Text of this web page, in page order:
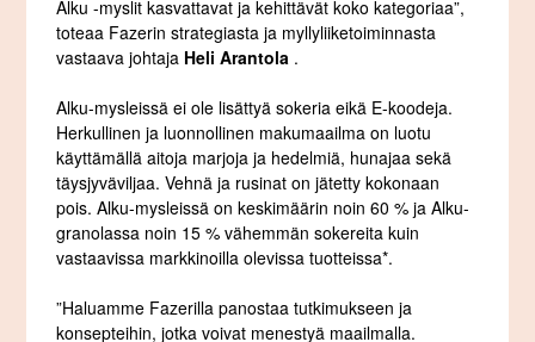
Alku -myslit kasvattavat ja kehittävät koko kategoriaa”,
toteaa Fazerin strategiasta ja myllyliiketoiminnasta
vastaava johtaja Heli Arantola .
Alku-mysleissä ei ole lisättyä sokeria eikä E-koodeja.
Herkullinen ja luonnollinen makumaailma on luotu
käyttämällä aitoja marjoja ja hedelmiä, hunajaa sekä
täysjyväviljaa. Vehnä ja rusinat on jätetty kokonaan
pois. Alku-mysleissä on keskimäärin noin 60 % ja Alku-
granolassa noin 15 % vähemmän sokereita kuin
vastaavissa markkinoilla olevissa tuotteissa*.
”Haluamme Fazerilla panostaa tutkimukseen ja
konsepteihin, jotka voivat menestyä maailmalla.